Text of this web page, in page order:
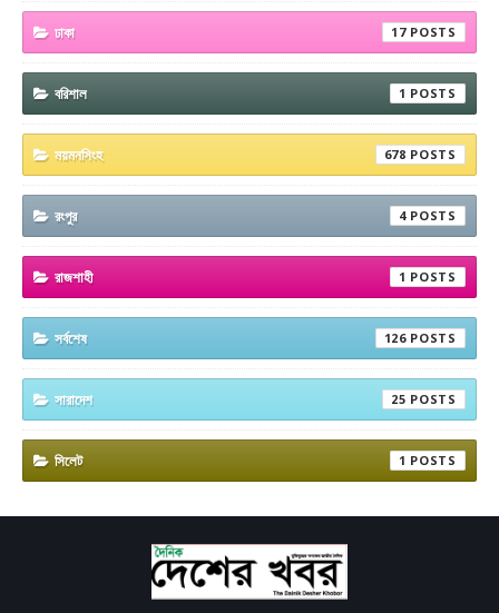
ঢাকা 17
বরিশাল 1
ময়মনসিংহ 678
রংপুর 4
রাজশাহী 1
সর্বশেষ 126
সারাদেশ 25
সিলেট 1